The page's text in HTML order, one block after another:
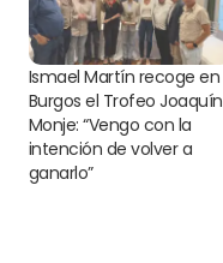
Ismael Martín recoge en
Burgos el Trofeo Joaquín
Monje: “Vengo con la
intención de volver a
ganarlo”